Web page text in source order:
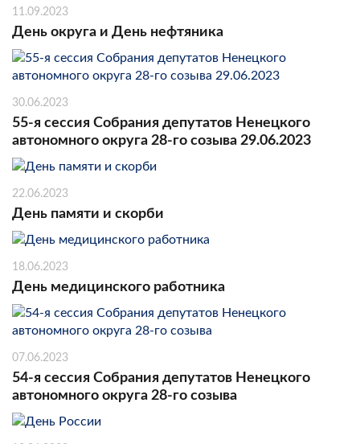
11.09.2023
День округа и День нефтяника
30.06.2023
55-я сессия Собрания депутатов Ненецкого
автономного округа 28-го созыва 29.06.2023
22.06.2023
День памяти и скорби
18.06.2023
День медицинского работника
07.06.2023
54-я сессия Собрания депутатов Ненецкого
автономного округа 28-го созыва